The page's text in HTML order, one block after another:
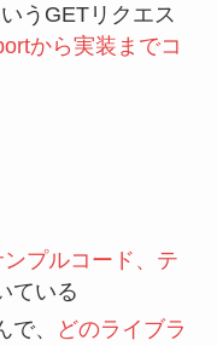
うGETリクエス
から実装までコ
プルコード、テ
ている
、
どのライブラ